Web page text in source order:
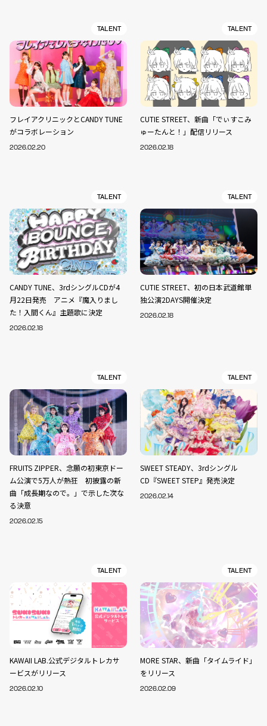
TALENT
フレイアクリニックとCANDY TUNE
がコラボレーション
2026.02.20
TALENT
CUTIE STREET、新曲「でぃすこみ
ゅーたんと！」配信リリース
2026.02.18
TALENT
CANDY TUNE、3rdシングルCDが4
月22日発売 アニメ『魔入りまし
た！入間くん』主題歌に決定
2026.02.18
TALENT
CUTIE STREET、初の日本武道館単
独公演2DAYS開催決定
2026.02.18
TALENT
FRUITS ZIPPER、念願の初東京ドー
ム公演で5万人が熱狂 初披露の新
曲「成長期なので。」で示した次な
る決意
2026.02.15
TALENT
SWEET STEADY、3rdシングル
CD『SWEET STEP』発売決定
2026.02.14
TALENT
KAWAII LAB.公式デジタルトレカサ
ービスがリリース
2026.02.10
TALENT
MORE STAR、新曲「タイムライド」
をリリース
2026.02.09